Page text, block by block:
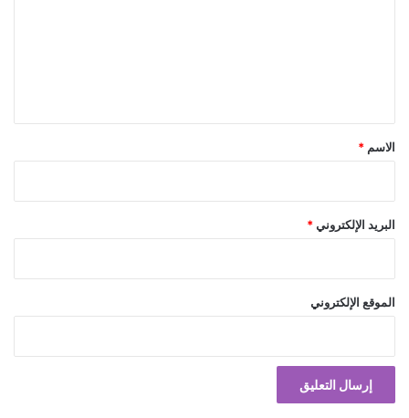
*
الاسم *
البريد الإلكتروني *
الموقع الإلكتروني